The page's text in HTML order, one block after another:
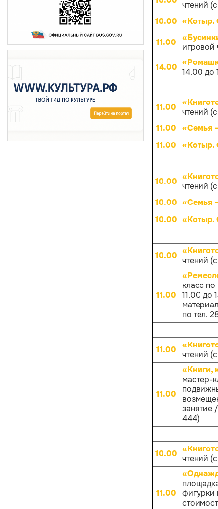
чтений
10.00 «Котыр.
11.00
игровой
14.00 14.00 до
11.00
чтений
11.00
«Семья
11.00
«Котыр.
10.00 чтений
10.00 «Семья
10.00 «Котыр.
10.00 чтений
11.00
класс
11.00 до
по тел.
11.00
чтений
11.00
«Книги,
мастер-
занятие
444)
10.00 чтений
11.00
фигурки